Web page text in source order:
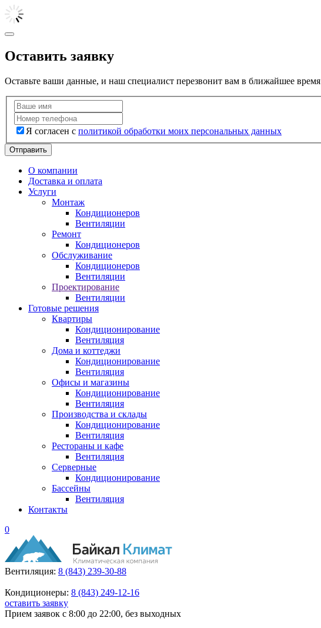
Оставить заявку
Оставьте ваши данные, и наш специалист перезвонит вам в ближайшее время
Я согласен с политикой обработки моих персональных данных
Отправить
О компании
Доставка и оплата
Услуги
Монтаж
Кондиционеров
Вентиляции
Ремонт
Кондиционеров
Обслуживание
Кондиционеров
Вентиляции
Проектирование
Вентиляции
Готовые решения
Квартиры
Кондиционирование
Вентиляция
Дома и коттеджи
Кондиционирование
Вентиляция
Офисы и магазины
Кондиционирование
Вентиляция
Производства и склады
Кондиционирование
Вентиляция
Рестораны и кафе
Вентиляция
Серверные
Кондиционирование
Бассейны
Вентиляция
Контакты
0
Вентиляция: 8 (843) 239-30-88
Кондиционеры: 8 (843) 249-12-16
оставить заявку
Прием заявок с 8:00 до 22:00, без выходных